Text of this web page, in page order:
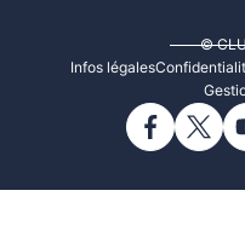
©
Infos légales